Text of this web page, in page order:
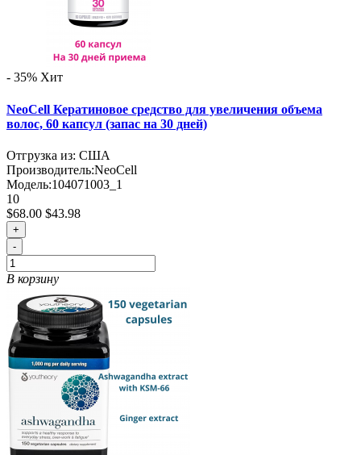
- 35% Хит
NeoCell Кератиновое средство для увеличения объема
волос, 60 капсул (запас на 30 дней)
Отгрузка из: США
Производитель:NeoCell
Модель:104071003_1
10
$68.00 $43.98
+
-
В корзину